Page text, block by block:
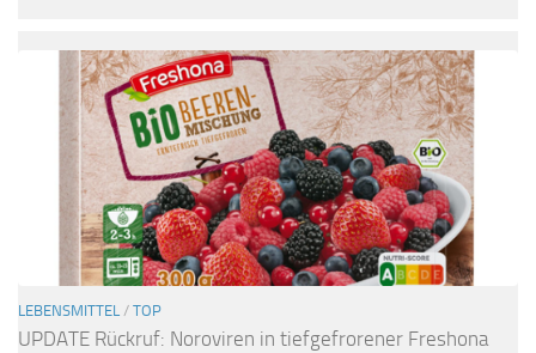
LEBENSMITTEL / TOP
UPDATE Rückruf: Noroviren in tiefgefrorener Freshona